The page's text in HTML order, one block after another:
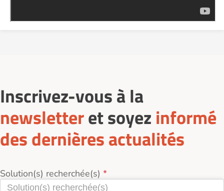
Inscrivez-vous à la
newsletteret soyez informé
des dernières actualités
Solution(s) recherchée(s)